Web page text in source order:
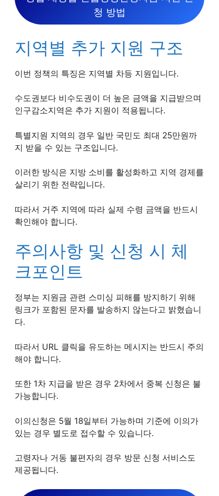
청 방법
지역별 추가 지원 구조
이번 정책의 특징은 지역별 차등 지원입니다.
수도권보다 비수도권이 더 높은 금액을 지급받으며
인구감소지역은 추가 지원이 적용됩니다.
특별지원 지역의 경우 일반 국민도 최대 25만원까
지 받을 수 있는 구조입니다.
이러한 방식은 지방 소비를 활성화하고 지역 경제를
살리기 위한 전략입니다.
따라서 거주 지역에 따라 실제 수령 금액을 반드시
확인해야 합니다.
주의사항 및 신청 시 체
크포인트
정부는 지원금 관련 스미싱 피해를 방지하기 위해
링크가 포함된 문자를 발송하지 않는다고 밝혔습니
다.
따라서 URL 클릭을 유도하는 메시지는 반드시 주의
해야 합니다.
또한 1차 지급을 받은 경우 2차에서 중복 신청은 불
가능합니다.
이의신청은 5월 18일부터 가능하며 기준에 이의가
있는 경우 별도로 접수할 수 있습니다.
고령자나 거동 불편자의 경우 방문 신청 서비스도
제공됩니다.